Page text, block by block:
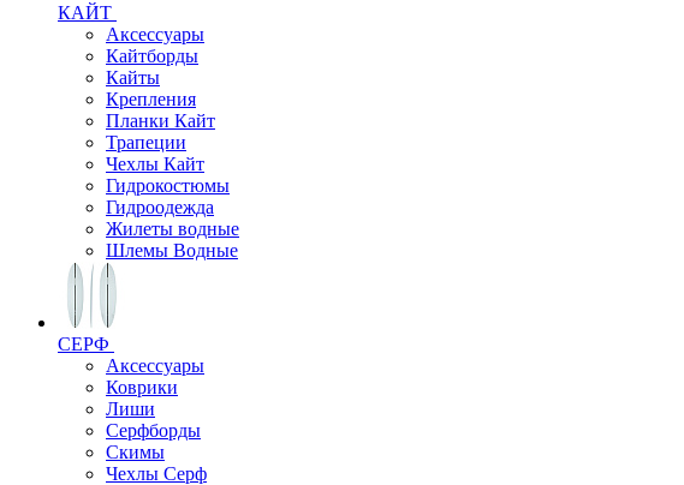
КАЙТ
Аксессуары
Кайтборды
Кайты
Крепления
Планки Кайт
Трапеции
Чехлы Кайт
Гидрокостюмы
Гидроодежда
Жилеты водные
Шлемы Водные
СЕРФ
Аксессуары
Коврики
Лиши
Серфборды
Скимы
Чехлы Cерф